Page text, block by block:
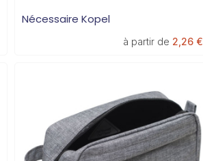
Nécessaire Kopel
à partir de 2,26 €